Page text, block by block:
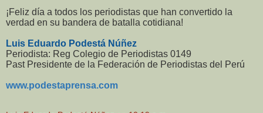
¡Feliz día a todos los periodistas que han convertido la
verdad en su bandera de batalla cotidiana!
Luis Eduardo Podestá Núñez
Periodista: Reg Colegio de Periodistas 0149
Past Presidente de la Federación de Periodistas del Perú
www.podestaprensa.com